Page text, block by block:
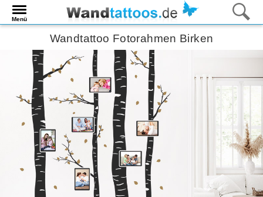
Menü
Wandtattoo Fotorahmen Birken